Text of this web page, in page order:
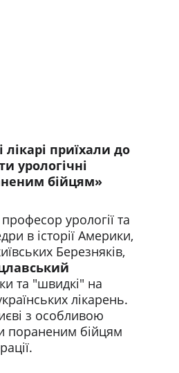
лікарі приїхали до
урологічні
бійцям»
урології та
в історії Америки,
Березняків,
та "швидкі" на
лікарень.
з особливою
пораненим бійцям